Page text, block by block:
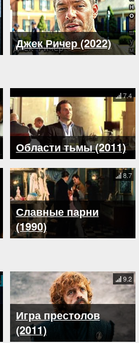
Джек Ричер (2022)
Области тьмы (2011)
7.4
Славные парни
(1990)
8.7
Игра престолов
(2011)
9.2